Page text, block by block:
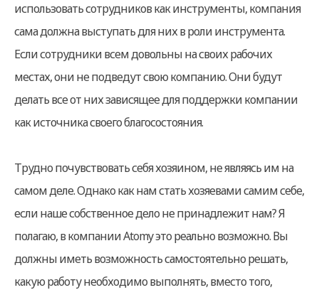
использовать сотрудников как инструменты, компания
сама должна выступать для них в роли инструмента.
Если сотрудники всем довольны на своих рабочих
местах, они не подведут свою компанию. Они будут
делать все от них зависящее для поддержки компании
как источника своего благосостояния.
Трудно почувствовать себя хозяином, не являясь им на
самом деле. Однако как нам стать хозяевами самим себе,
если наше собственное дело не принадлежит нам? Я
полагаю, в компании Atomy это реально возможно. Вы
должны иметь возможность самостоятельно решать,
какую работу необходимо выполнять, вместо того,